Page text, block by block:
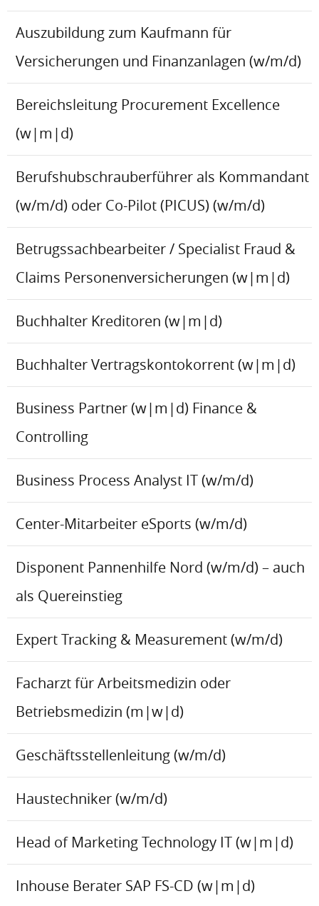
Auszubildung zum Kaufmann für
Versicherungen und Finanzanlagen (w/m/d)
Bereichsleitung Procurement Excellence
(w|m|d)
Berufshubschrauberführer als Kommandant
(w/m/d) oder Co-Pilot (PICUS) (w/m/d)
Betrugssachbearbeiter / Specialist Fraud &
Claims Personenversicherungen (w|m|d)
Buchhalter Kreditoren (w|m|d)
Buchhalter Vertragskontokorrent (w|m|d)
Business Partner (w|m|d) Finance &
Controlling
Business Process Analyst IT (w/m/d)
Center-Mitarbeiter eSports (w/m/d)
Disponent Pannenhilfe Nord (w/m/d) – auch
als Quereinstieg
Expert Tracking & Measurement (w/m/d)
Facharzt für Arbeitsmedizin oder
Betriebsmedizin (m|w|d)
Geschäftsstellenleitung (w/m/d)
Haustechniker (w/m/d)
Head of Marketing Technology IT (w|m|d)
Inhouse Berater SAP FS-CD (w|m|d)